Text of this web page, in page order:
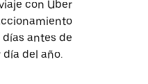
con Uber
antes de
del año.